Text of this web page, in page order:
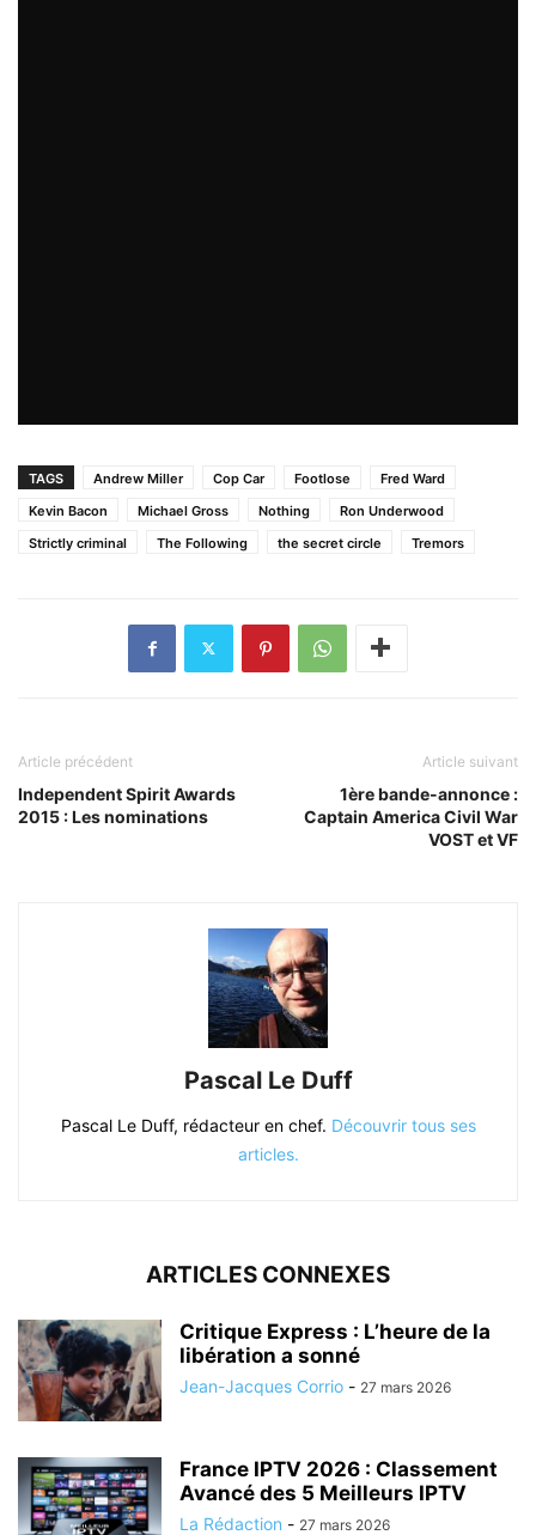
TAGS Andrew Miller Cop Car Footlose
Fred Ward
Kevin Bacon
Michael Gross Nothing
Ron Underwood
Strictly criminal
The Following the secret circle Tremors
Article précédent
Independent Spirit Awards
2015 : Les nominations
Article suivant
1ère bande-annonce :
Captain America Civil War
VOST et VF
Pascal Le Duff
Pascal Le Duff, rédacteur en chef. Découvrir tous ses
articles.
ARTICLES CONNEXES
Critique Express : L’heure de la
libération a sonné
Jean-Jacques Corrio - 27 mars 2026
France IPTV 2026 : Classement
Avancé des 5 Meilleurs IPTV
La Rédaction - 27 mars 2026